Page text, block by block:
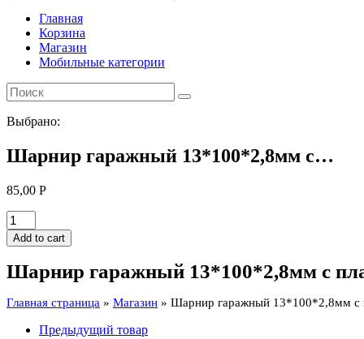
websiteГлавная
Корзина
Магазин
Мобильные категории
Выбрано:
Шарнир гаражный 13*100*2,8мм с…
85,00 Р
Шарнир
гаражный
13*100*2,8мм
пластинами
шайба
Add to cart
Шарнир гаражный 13*100*2,8мм с
Главная страница » Магазин » Шарнир гаражный 13*100*2,8мм с
Предыдущий товар